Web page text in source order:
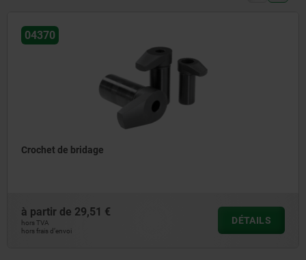
04370
Crochet de bridage
à partir de 29,51 €
hors TVA
hors frais d’envoi
DÉTAILS